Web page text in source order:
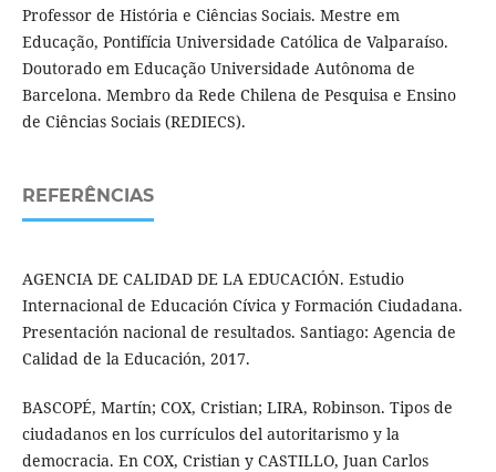
Professor de História e Ciências Sociais. Mestre em
Educação, Pontifícia Universidade Católica de Valparaíso.
Doutorado em Educação Universidade Autônoma de
Barcelona. Membro da Rede Chilena de Pesquisa e Ensino
de Ciências Sociais (REDIECS).
REFERÊNCIAS
AGENCIA DE CALIDAD DE LA EDUCACIÓN. Estudio
Internacional de Educación Cívica y Formación Ciudadana.
Presentación nacional de resultados. Santiago: Agencia de
Calidad de la Educación, 2017.
BASCOPÉ, Martín; COX, Cristian; LIRA, Robinson. Tipos de
ciudadanos en los currículos del autoritarismo y la
democracia. En COX, Cristian y CASTILLO, Juan Carlos